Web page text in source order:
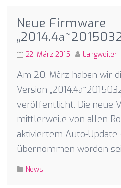
Neue Firmware
22. März 2015 Langweiler
Am 20. März haben wir
Version
veröffentlicht. Die neue
mittlerweile von allen
aktiviertem Auto-Update
übernommen worden
News